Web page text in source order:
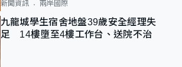
新聞資訊 兩岸國際
九龍城學生宿舍地盤39歲安全經理失
足 14樓墮至4樓工作台、送院不治